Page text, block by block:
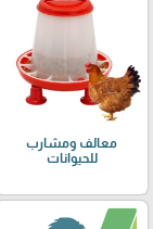
معالف ومشارب
للحيوانات